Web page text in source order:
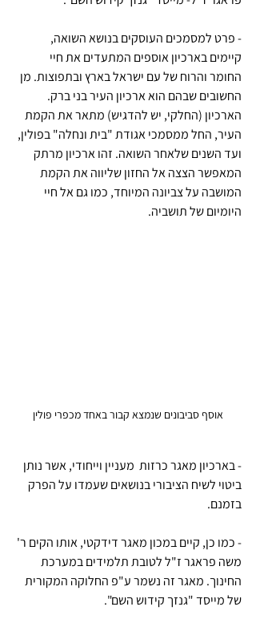
- פרט למסמכים העוסקים בנושא השואה,
קיימים בארכיון אוספים המתעדים את חיי
החומר והרוח של עם ישראל בארץ ובתפוצות. מן
החשובים שבהם הוא ארכיון העיר בני ברק.
הארכיון (החלקי, יש להדגיש) מתאר את הקמת
העיר, החל ממסמכי אגודת "בית ונחלה" בפולין,
ועד השנים שלאחר השואה. זהו ארכיון מרתק
המאפשר הצצה אל החזון שליווה את הקמת
המושבה על צביונה המיוחד, כמו גם אל חיי
היומיום של תושביה.
אוסף סביבונים שנמצא קבור באחד מכפרי פולין
- בארכיון מאגר כרזות  מעניין וייחודי, אשר נותן
ביטוי לשיח הציבורי בנושאים שעמדו על הפרק
בזמנם.
- כמו כן, קיים במכון מאגר דידקטי, אותו הקים ר'
משה פראגר ז"ל לטובת תלמידים במערכת
החינוך. מאגר זה נשמר ע"פ החלוקה המקורית
של מייסד "גנזך קידוש השם".